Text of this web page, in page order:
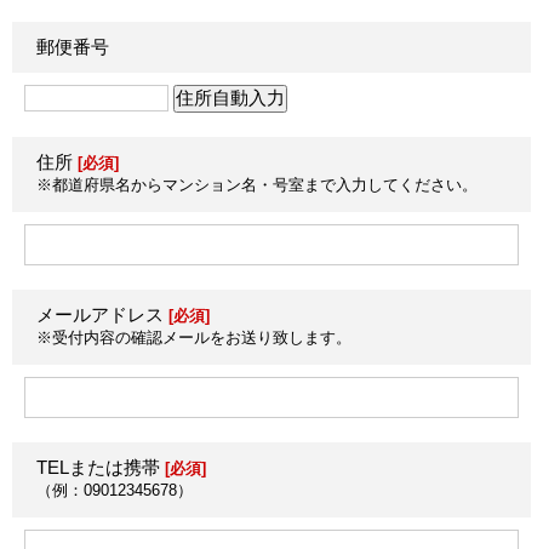
郵便番号
住所 [必須]
※都道府県名からマンション名・号室まで入力してください。
メールアドレス [必須]
※受付内容の確認メールをお送り致します。
TELまたは携帯 [必須]
（例：09012345678）